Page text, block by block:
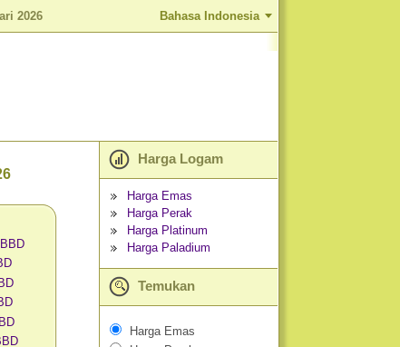
2026 Bahasa Indonesia
Harga Logam
Harga Emas
Harga Perak
Harga Platinum
Harga Paladium
Temukan
Harga Emas